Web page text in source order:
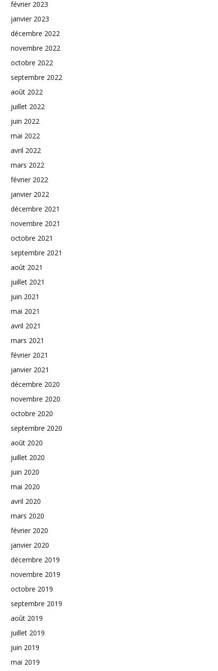
février 2023
janvier 2023
décembre 2022
novembre 2022
octobre 2022
septembre 2022
août 2022
juillet 2022
juin 2022
mai 2022
avril 2022
mars 2022
février 2022
janvier 2022
décembre 2021
novembre 2021
octobre 2021
septembre 2021
août 2021
juillet 2021
juin 2021
mai 2021
avril 2021
mars 2021
février 2021
janvier 2021
décembre 2020
novembre 2020
octobre 2020
septembre 2020
août 2020
juillet 2020
juin 2020
mai 2020
avril 2020
mars 2020
février 2020
janvier 2020
décembre 2019
novembre 2019
octobre 2019
septembre 2019
août 2019
juillet 2019
juin 2019
mai 2019